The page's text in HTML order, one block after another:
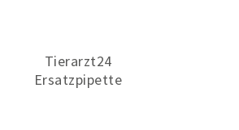
Tierarzt24
Ersatzpipette